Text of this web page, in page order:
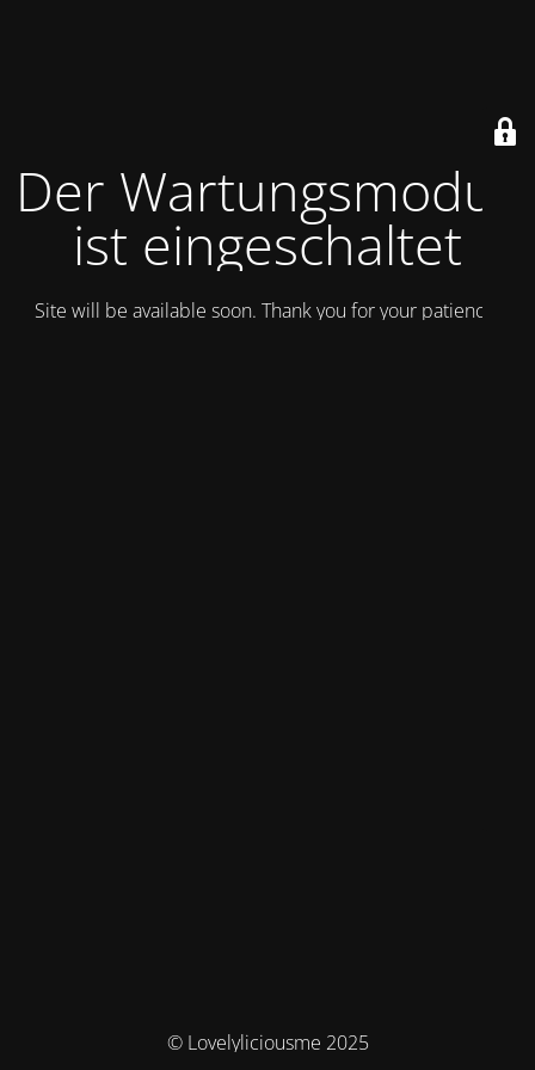
Der Wartungsmodus
ist eingeschaltet
Site will be available soon. Thank you for your patience!
© Lovelyliciousme 2025